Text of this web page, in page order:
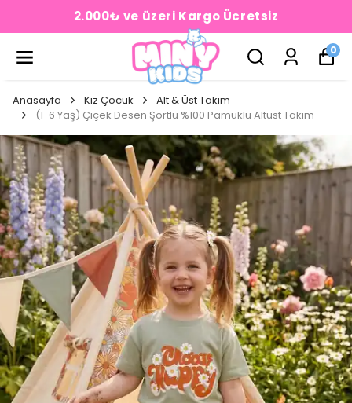
2.000₺ ve üzeri Kargo Ücretsiz
0
Anasayfa Kız Çocuk
Alt & Üst Takım
(1-6 Yaş) Çiçek Desen Şortlu %100 Pamuklu Altüst Takım